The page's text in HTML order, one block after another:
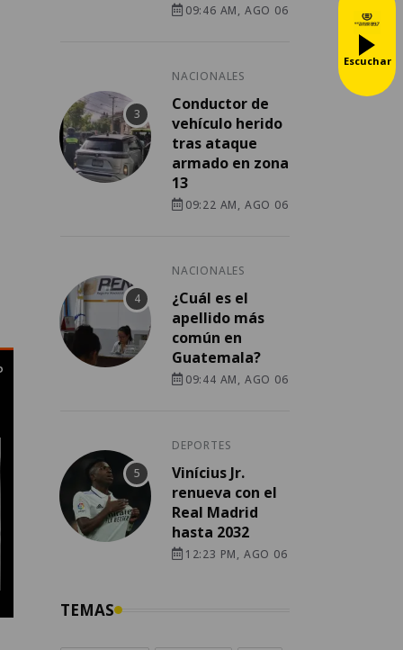
09:46 AM, AGO 06
NACIONALES
Conductor de
vehículo herido
tras ataque
armado en zona
13
09:22 AM, AGO 06
NACIONALES
¿Cuál es el
apellido más
común en
Guatemala?
09:44 AM, AGO 06
DEPORTES
Vinícius Jr.
renueva con el
Real Madrid
hasta 2032
12:23 PM, AGO 06
TEMAS
Escuchar